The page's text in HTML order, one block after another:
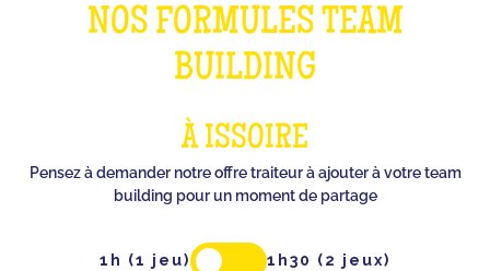
NOS FORMULES TEAM
BUILDING
À ISSOIRE
Pensez à demander notre offre traiteur à ajouter à votre team
building pour un moment de partage
1h (1 jeu) 1h30 (2 jeux)